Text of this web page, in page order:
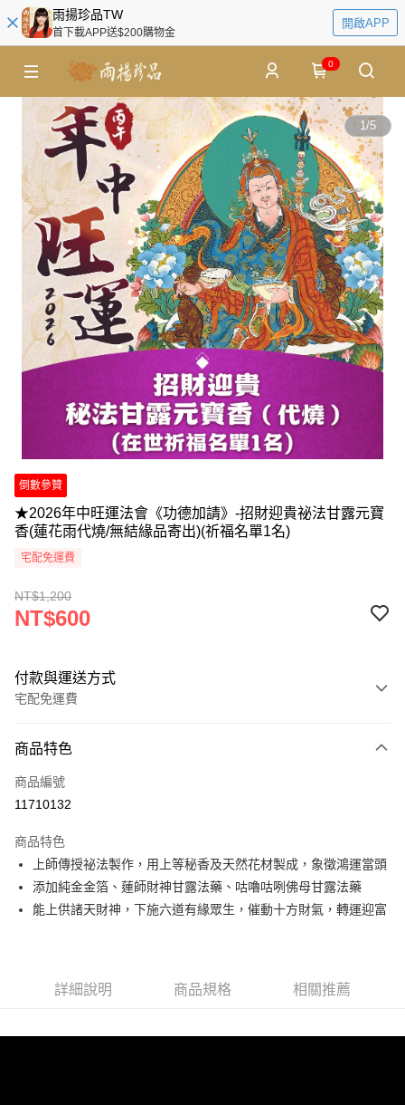
雨揚珍品TW
首下載APP送$200購物金
開啟APP
0
1/5
倒數參贊
★2026年中旺運法會《功德加請》-招財迎貴祕法甘露元寶
香(蓮花雨代燒/無結緣品寄出)(祈福名單1名)
宅配免運費
NT$1,200
NT$600
付款與運送方式
宅配免運費
信用卡一次付款
LINE Pay
街口支付
悠遊付
宅配
商品特色
商品編號
11710132
商品特色
上師傳授祕法製作，用上等秘香及天然花材製成，象徵鴻運當頭
添加純金金箔、蓮師財神甘露法藥、咕嚕咕咧佛母甘露法藥
能上供諸天財神，下施六道有緣眾生，催動十方財氣，轉運迎富
詳細說明 商品規格 相關推薦